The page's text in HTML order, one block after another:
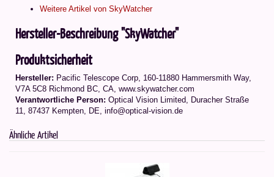
Weitere Artikel von SkyWatcher
Hersteller-Beschreibung "SkyWatcher"
Produktsicherheit
Hersteller: Pacific Telescope Corp, 160-11880 Hammersmith Way,
V7A 5C8 Richmond BC, CA, www.skywatcher.com
Verantwortliche Person: Optical Vision Limited, Duracher Straße
11, 87437 Kempten, DE, info@optical-vision.de
Ähnliche Artikel